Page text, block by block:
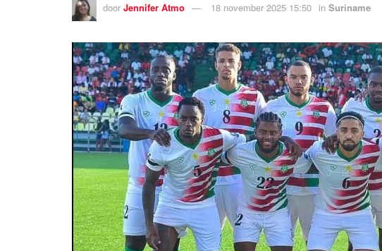
door Jennifer Atmo 18 november 2025 15:50 in Suriname